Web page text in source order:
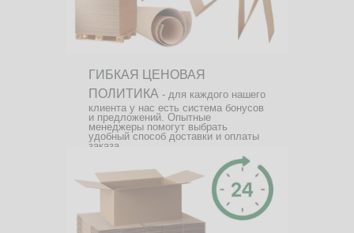
ГИБКАЯ ЦЕНОВАЯ
ПОЛИТИКА - для каждого нашего
клиента у нас есть система бонусов
и предложений. Опытные
менеджеры помогут выбрать
удобный способ доставки и оплаты
заказа.